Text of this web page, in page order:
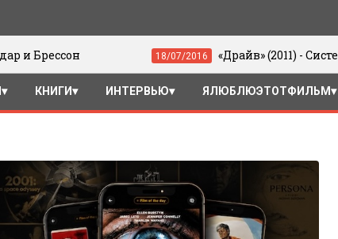
18/07/2016 «Драйв» (2011) - Система квадрантов
КНИГИ ИНТЕРВЬЮ ЯЛЮБЛЮЭТОТФИЛЬМ